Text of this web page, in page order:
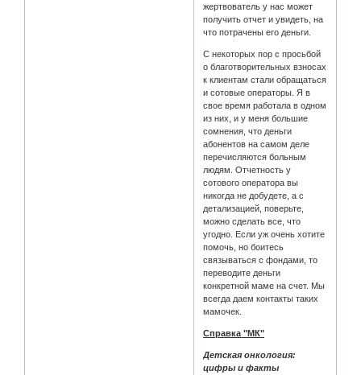
жертвователь у нас может
получить отчет и увидеть, на
что потрачены его деньги.
С некоторых пор с просьбой
о благотворительных взносах
к клиентам стали обращаться
и сотовые операторы. Я в
свое время работала в одном
из них, и у меня большие
сомнения, что деньги
абонентов на самом деле
перечисляются больным
людям. Отчетность у
сотового оператора вы
никогда не добудете, а с
детализацией, поверьте,
можно сделать все, что
угодно. Если уж очень хотите
помочь, но боитесь
связываться с фондами, то
переводите деньги
конкретной маме на счет. Мы
всегда даем контакты таких
мамочек.
Справка "МК"
Детская онкология:
цифры и факты